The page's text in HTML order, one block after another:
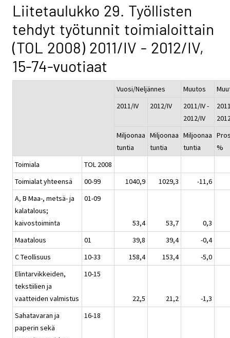
Liitetaulukko 29. Työllisten
tehdyt työtunnit toimialoittain
(TOL 2008) 2011/IV - 2012/IV,
15-74-vuotiaat
Vuosi/Neljännes Muutos
2011/IV
2012/IV
2011/IV -
2012/IV
Miljoonaa
tuntia
Miljoonaa
tuntia
Miljoonaa
tuntia
%
Toimiala
TOL 2008
Toimialat yhteensä
00-99 1040,9 1029,3
-11,6
A, B Maa-, metsä- ja
kalatalous;
kaivostoiminta
01-09
53,4 53,7
0,3
Maatalous
01 39,8 39,4
-0,4
C Teollisuus
10-33 158,4 153,4
-5,0
Elintarvikkeiden,
tekstiilien ja
vaatteiden valmistus
10-15
22,5 21,2
-1,3
Sahatavaran ja
paperin sekä
16-18